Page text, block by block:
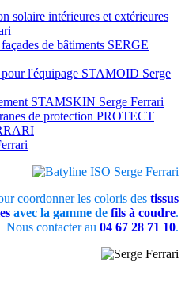
solaire intérieures et extérieures
de bâtiments SERGE
l'équipage STAMOID Serge
STAMSKIN Serge Ferrari
de protection PROTECT
coordonner les coloris des tissus
avec la gamme de fils à coudre.
Nous contacter au 04 67 28 71 10.